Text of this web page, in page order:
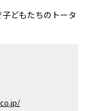
どもたちのトータ